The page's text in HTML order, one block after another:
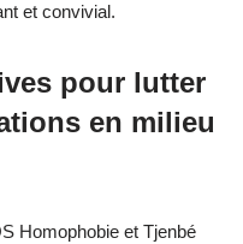
et convivial.
pour lutter
en milieu
Homophobie et Tjenbé